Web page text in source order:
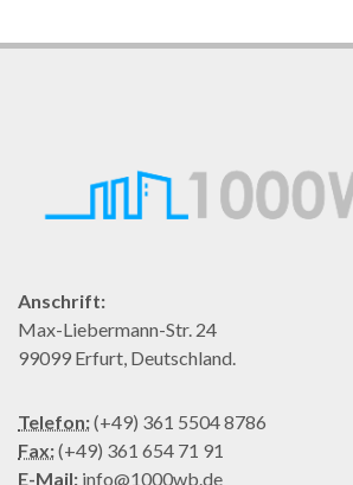
Anschrift:
Max-Liebermann-Str. 24
99099 Erfurt, Deutschland.
Telefon:(+49) 361 5504 8786
Fax:(+49) 361 654 71 91
E-Mail: info@1000wb.de